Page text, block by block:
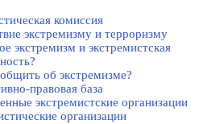
комиссия
экстремизму и терроризму
экстремизм и экстремистская
об экстремизме?
правовая база
экстремистские организации
организации